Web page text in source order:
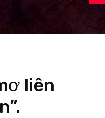
liên